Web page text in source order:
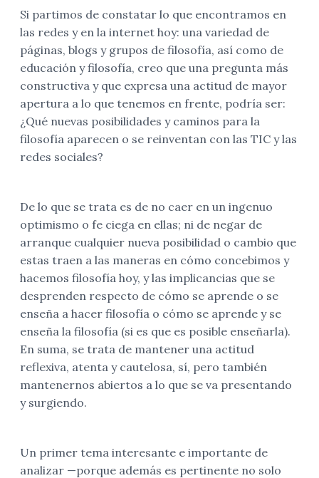
Si partimos de constatar lo que encontramos en
las redes y en la internet hoy: una variedad de
páginas, blogs y grupos de filosofía, así como de
educación y filosofía, creo que una pregunta más
constructiva y que expresa una actitud de mayor
apertura a lo que tenemos en frente, podría ser:
¿Qué nuevas posibilidades y caminos para la
filosofía aparecen o se reinventan con las TIC y las
redes sociales?
De lo que se trata es de no caer en un ingenuo
optimismo o fe ciega en ellas; ni de negar de
arranque cualquier nueva posibilidad o cambio que
estas traen a las maneras en cómo concebimos y
hacemos filosofía hoy, y las implicancias que se
desprenden respecto de cómo se aprende o se
enseña a hacer filosofía o cómo se aprende y se
enseña la filosofía (si es que es posible enseñarla).
En suma, se trata de mantener una actitud
reflexiva, atenta y cautelosa, sí, pero también
mantenernos abiertos a lo que se va presentando
y surgiendo.
Un primer tema interesante e importante de
analizar —porque además es pertinente no solo